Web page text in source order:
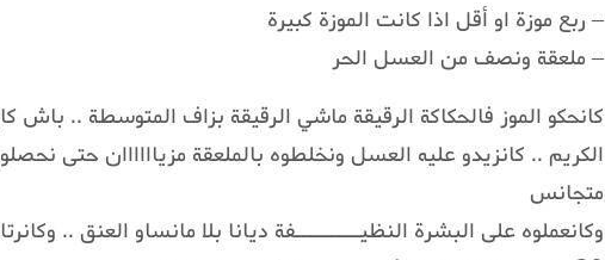
– ربع موزة او أقل اذا كانت الموزة كبيرة
– ملعقة ونصف من العسل الحر
كانحكو الموز فالحكاكة الرقيقة ماشي الرقيقة بزاف المتوسطة .. باش
الكريم .. كانزيدو عليه العسل ونخلطوه بالملعقة مزياااااان حتى
متجانس